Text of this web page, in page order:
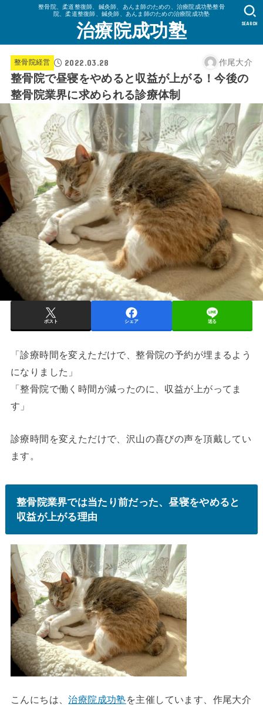
整骨院、柔道整復師、鍼灸師、あんま師のための、治療院成功塾整骨
院、柔道整復師、鍼灸師、あんま師のための治療院成功塾
治療院成功塾 SEARCH
整骨院経営 2022.03.28 作尾大介
整骨院で昼寝をやめると収益が上がる！今後の
整骨院業界に求められる診療体制
ポスト シェア 送る
「診療時間を変えただけで、整骨院の予約が埋まるよう
になりました」
「整骨院で働く時間が減ったのに、収益が上がってま
す」
診療時間を変えただけで、沢山の喜びの声を頂戴してい
ます。
整骨院業界では当たり前だった、昼寝をやめると
収益が上がる理由
こんにちは、治療院成功塾を主催しています、作尾大介